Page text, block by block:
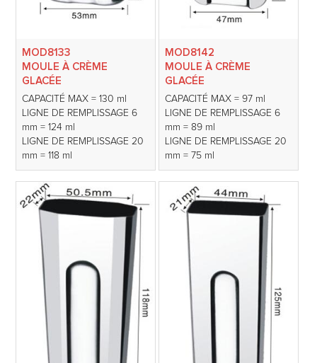
MOD8133
MOULE À CRÈME
GLACÉE
CAPACITÉ MAX = 130 ml
LIGNE DE REMPLISSAGE 6
mm = 124 ml
LIGNE DE REMPLISSAGE 20
mm = 118 ml
MOD8142
MOULE À CRÈME
GLACÉE
CAPACITÉ MAX = 97 ml
LIGNE DE REMPLISSAGE 6
mm = 89 ml
LIGNE DE REMPLISSAGE 20
mm = 75 ml